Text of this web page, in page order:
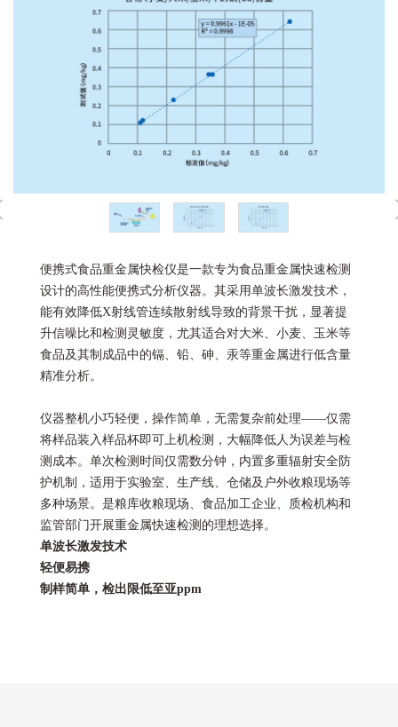
便携式食品重金属快检仪是一款专为食品重金属快速检测
设计的高性能便携式分析仪器。其采用单波长激发技术，
能有效降低X射线管连续散射线导致的背景干扰，显著提
升信噪比和检测灵敏度，尤其适合对大米、小麦、玉米等
食品及其制成品中的镉、铅、砷、汞等重金属进行低含量
精准分析。
仪器整机小巧轻便，操作简单，无需复杂前处理——仅需
将样品装入样品杯即可上机检测，大幅降低人为误差与检
测成本。单次检测时间仅需数分钟，内置多重辐射安全防
护机制，适用于实验室、生产线、仓储及户外收粮现场等
多种场景。是粮库收粮现场、食品加工企业、质检机构和
监管部门开展重金属快速检测的理想选择。
单波长激发技术
轻便易携
制样简单，检出限低至亚ppm